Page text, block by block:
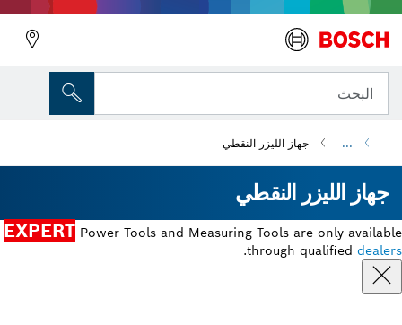
البحث
... جهاز الليزر النقطي
جهاز الليزر النقطي
EXPERT Power Tools and Measuring Tools are only available
through qualified dealers
.